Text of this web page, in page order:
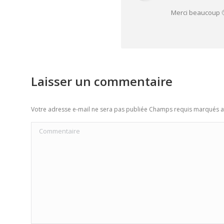
Merci beaucoup
Laisser un commentaire
Votre adresse e-mail ne sera pas publiée Champs requis marqués
Commentaire